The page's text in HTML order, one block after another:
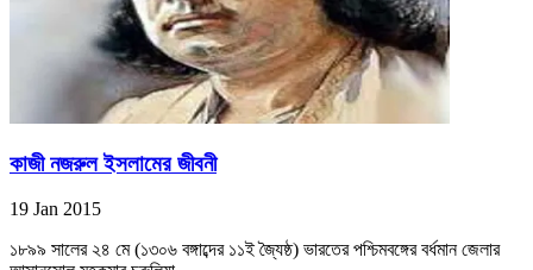
কাজী নজরুল ইসলামের জীবনী
19 Jan 2015
১৮৯৯ সালের ২৪ মে (১৩০৬ বঙ্গাব্দের ১১ই জ্যৈষ্ঠ) ভারতের পশ্চিমবঙ্গের বর্ধমান জেলার